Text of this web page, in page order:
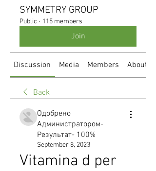
SYMMETRY GROUP
Public · 115 members
Join
Discussion Media Members About
Back
Одобрено
Администратором-
Результат- 100%
September 8, 2023
Vitamina d per